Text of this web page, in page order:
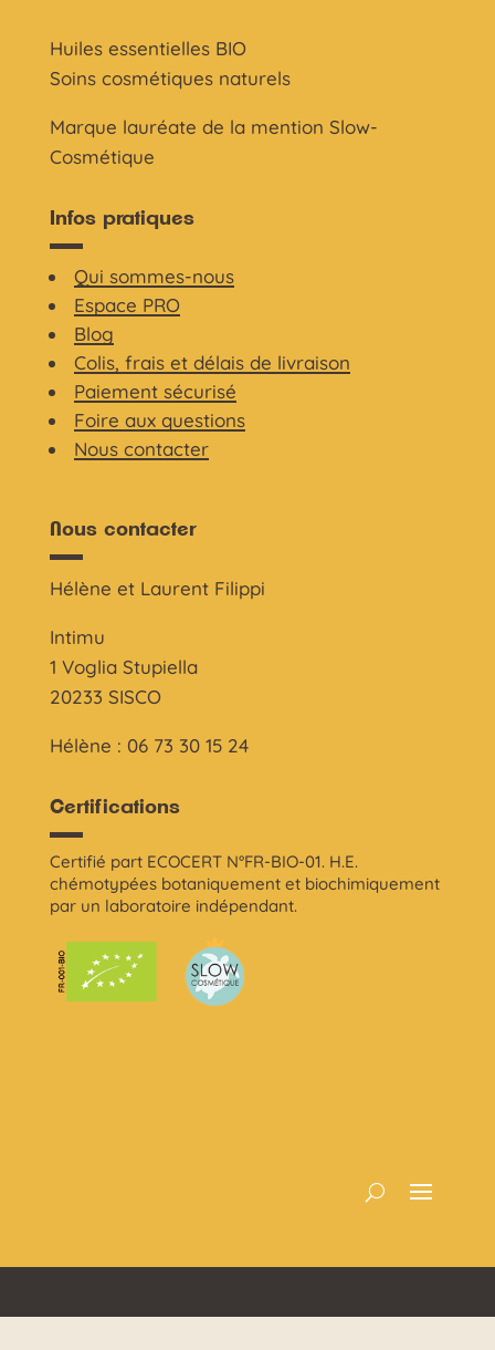
Huiles essentielles BIO
Soins cosmétiques naturels
Marque lauréate de la mention Slow-
Cosmétique
Infos pratiques
Qui sommes-nous
Espace PRO
Blog
Colis, frais et délais de livraison
Paiement sécurisé
Foire aux questions
Nous contacter
Nous contacter
Hélène et Laurent Filippi
Intimu
1 Voglia Stupiella
20233 SISCO
Hélène : 06 73 30 15 24
Certifications
Certifié part ECOCERT N°FR-BIO-01. H.E.
chémotypées botaniquement et biochimiquement
par un laboratoire indépendant.